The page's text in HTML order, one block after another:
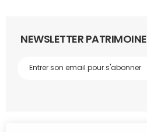
NEWSLETTER PATRIMOINE